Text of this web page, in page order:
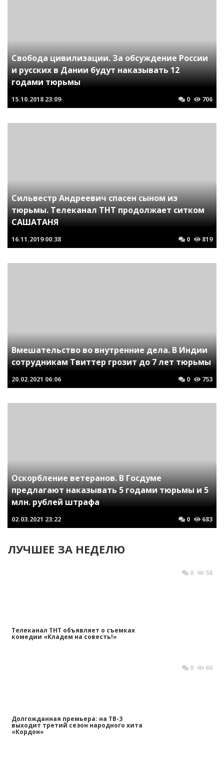
Свобода цивилизации. За обсуждение России
и русских в Дании будут наказывать 12
годами тюрьмы
15.10.2018 23:09 0 706
Сильвестр Андреевич спасен сыном из
тюрьмы. Телеканал ТНТ продолжает ситком
САШАТАНЯ
16.11.2019 00:38 0 819
Вмешательство во внутренние дела. В Индии
сотрудникам Твиттер грозит до 7 лет тюрьмы
20.02.2021 06:06 0 753
Оскорбление ветеранов. В Госдуме
предлагают наказывать 5 годами тюрьмы и 5
млн. рублей штрафа
02.03.2021 23:22 0 683
ЛУЧШЕЕ ЗА НЕДЕЛЮ
Телеканал ТНТ объявляет о съемках
комедии «Кладем на совесть!»
0 58
Долгожданная премьера: на ТВ-3
выходит третий сезон народного хита
«Кордон»
0 60